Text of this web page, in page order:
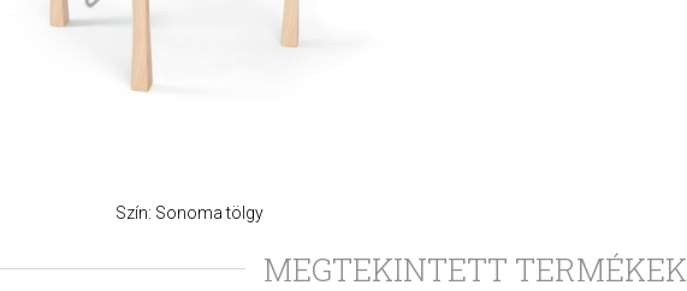
Szín: Sonoma tölgy
MEGTEKINTETT TERMÉKEK